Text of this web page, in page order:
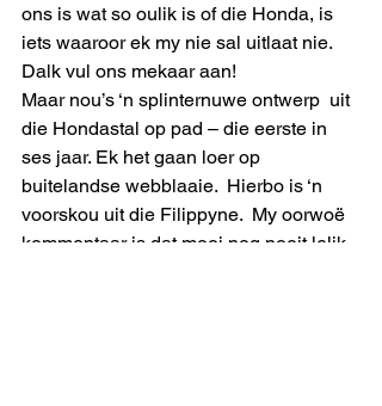
ons is wat so oulik is of die Honda, is
iets waaroor ek my nie sal uitlaat nie.
Dalk vul ons mekaar aan!
Maar nou’s ‘n splinternuwe ontwerp  uit
die Hondastal op pad – die eerste in
ses jaar. Ek het gaan loer op
buitelandse webblaaie.  Hierbo is ‘n
voorskou uit die Filippyne.  My oorwoë
kommentaar is dat mooi nog nooit lelik